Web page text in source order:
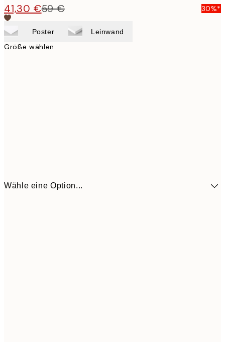
41,30 €59 € 30%*
Poster Leinwand
Größe wählen
Wähle eine Option...